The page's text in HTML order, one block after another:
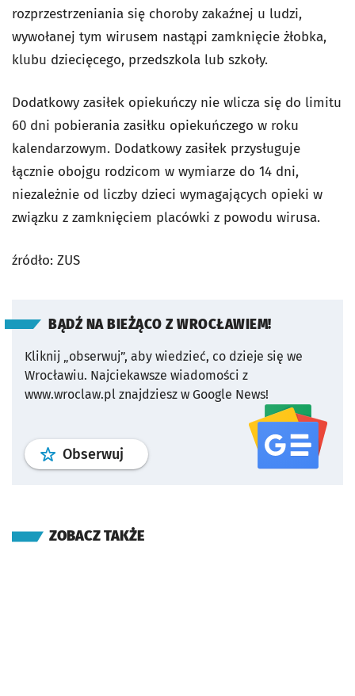
rozprzestrzeniania się choroby zakaźnej u ludzi,
wywołanej tym wirusem nastąpi zamknięcie żłobka,
klubu dziecięcego, przedszkola lub szkoły.
Dodatkowy zasiłek opiekuńczy nie wlicza się do limitu
60 dni pobierania zasiłku opiekuńczego w roku
kalendarzowym. Dodatkowy zasiłek przysługuje
łącznie obojgu rodzicom w wymiarze do 14 dni,
niezależnie od liczby dzieci wymagających opieki w
związku z zamknięciem placówki z powodu wirusa.
źródło: ZUS
BĄDŹ NA BIEŻĄCO Z WROCŁAWIEM!
Kliknij „obserwuj”, aby wiedzieć, co dzieje się we
Wrocławiu. Najciekawsze wiadomości z
www.wroclaw.pl znajdziesz w Google News!
Obserwuj profil serwisu
ZOBACZ TAKŻE